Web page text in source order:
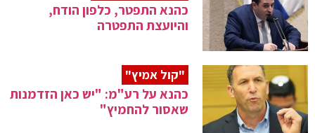
כהנא התפטר, כלפון הודח,
והיועצת התפטרה
"קול אמיץ"
כהנא על רע"מ: "יש כאן הזדמנות
שאסור להחמיץ"